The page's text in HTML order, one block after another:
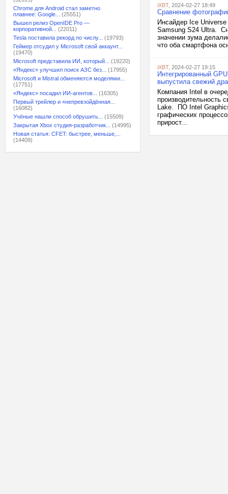
Chrome для Android стал заметно
плавнее: Google...
(25551)
Вышел релиз OpenIDE Pro —
корпоративной...
(22011)
Tesla поставила рекорд по числу...
(19793)
Геймер отсудил у Microsoft свой аккаунт...
(19470)
Microsoft представила ИИ, который...
(19220)
«Яндекс» улучшил поиск АЗС без...
(17955)
Microsoft и Mistral обменяются моделями...
(17751)
«Яндекс» посадил ИИ-агентов...
(16305)
Первый трейлер и «непревзойдённая...
(16082)
Учёные нашли способ обрушить...
(15509)
Закрытая Xbox студия-разработчик...
(14995)
Новая статья: CFET: быстрее, меньше,...
(14409)
iXBT, 2024-02-27 18:49
Сравнение
Инсайдер Ice
Samsung S24 Ultra.
значении зума
что оба смартфона
iXBT, 2024-02-27 19:15
Интегрированный
выпустила свежий
Компания Intel в
производительность
Lake. ПО Intel
графических
прирост...